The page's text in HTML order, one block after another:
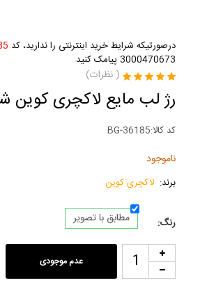
درصورتیکه شرایط خرید اینترنتی را ندارید، کد
3000470673 پیامک کنید
( نظرات)
رژ لب مایع لاکچری کوین
کد کالا:BG-36185
ناموجود
برند: لاکچری کوین
رنگ: مطابق با تصویر
عدم موجودی